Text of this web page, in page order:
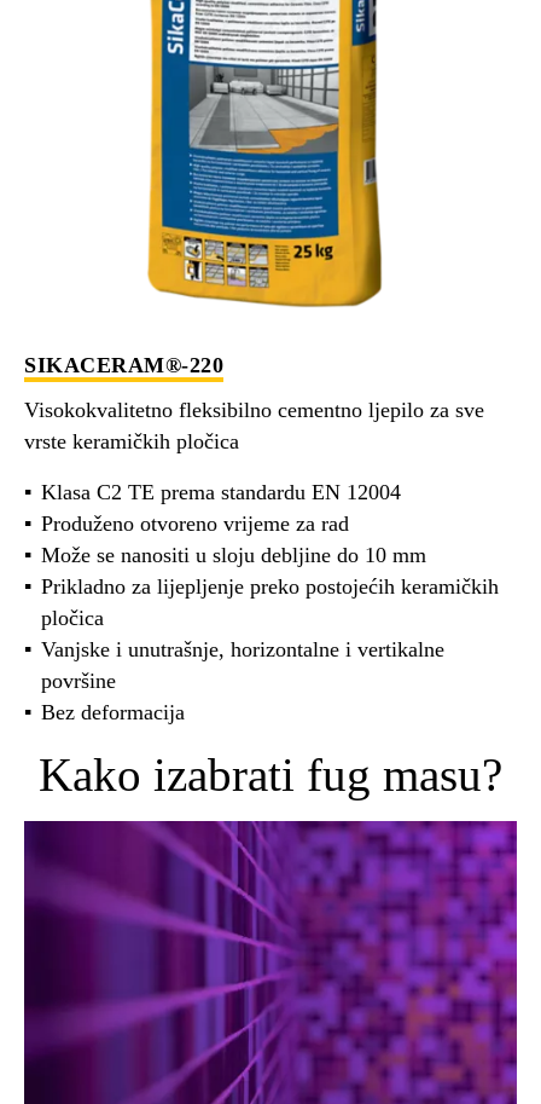
SIKACERAM®-220
Visokokvalitetno fleksibilno cementno ljepilo za sve
vrste keramičkih pločica
Klasa C2 TE prema standardu EN 12004
Produženo otvoreno vrijeme za rad
Može se nanositi u sloju debljine do 10 mm
Prikladno za lijepljenje preko postojećih keramičkih
pločica
Vanjske i unutrašnje, horizontalne i vertikalne
površine
Bez deformacija
Kako izabrati fug masu?